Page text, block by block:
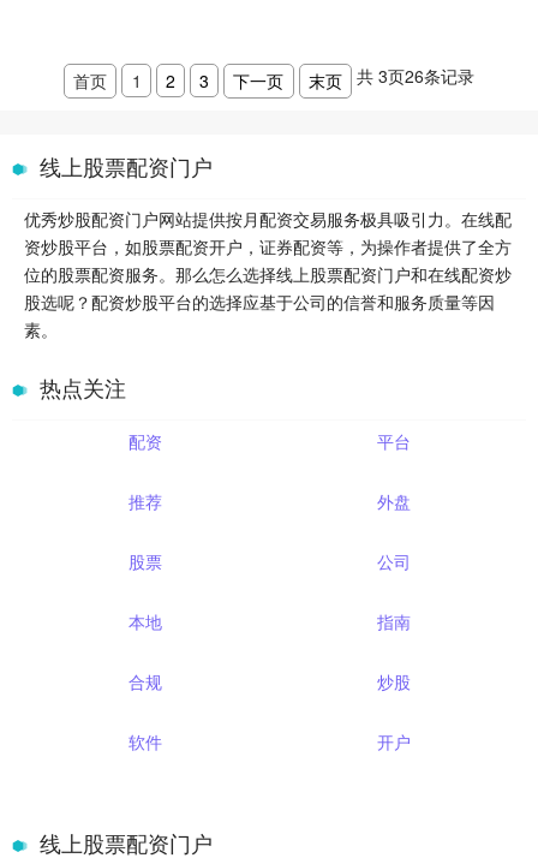
首页 1 2 3 下一页 末页 共 3页26条记录
线上股票配资门户
优秀炒股配资门户网站提供按月配资交易服务极具吸引力。在线配
资炒股平台，如股票配资开户，证券配资等，为操作者提供了全方
位的股票配资服务。那么怎么选择线上股票配资门户和在线配资炒
股选呢？配资炒股平台的选择应基于公司的信誉和服务质量等因
素。
热点关注
配资 平台
推荐 外盘
股票 公司
本地 指南
合规 炒股
软件 开户
线上股票配资门户